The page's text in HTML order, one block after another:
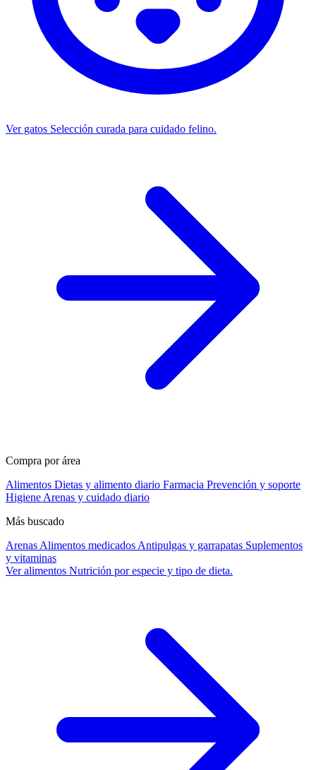
Ver gatos Selección curada para cuidado felino.
Compra por área
Alimentos Dietas y alimento diario Farmacia Prevención y soporte
Higiene Arenas y cuidado diario
Más buscado
Arenas Alimentos medicados Antipulgas y garrapatas Suplementos
y vitaminas
Ver alimentos Nutrición por especie y tipo de dieta.